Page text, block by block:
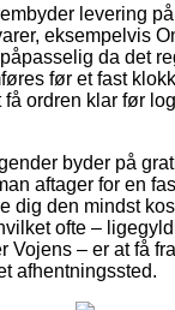
levering
eksempelvis
da det
før et fast
få ordren klar før
byder på
aftager for en
dig den mindst
ofte –
Vojens – er at få
afhentningssted.